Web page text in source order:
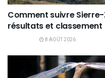
Comment suivre
résultats et classement
8 AOÛT 2026